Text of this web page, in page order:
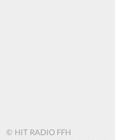
© HIT RADIO FFH